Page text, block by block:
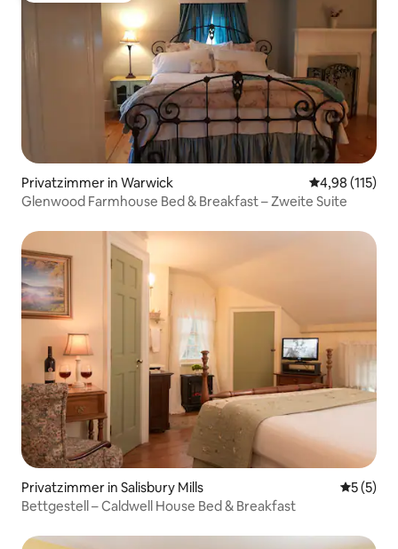
Privatzimmer in Warwick
4,98 (115)
Glenwood Farmhouse Bed & Breakfast – Zweite Suite
Privatzimmer in Salisbury Mills
5 (5)
Bettgestell – Caldwell House Bed & Breakfast